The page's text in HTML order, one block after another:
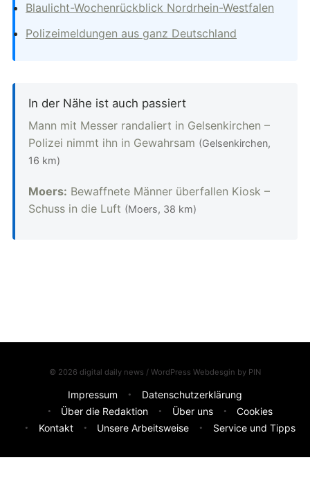
Blaulicht-Wochenrückblick Nordrhein-Westfalen
Polizeimeldungen aus ganz Deutschland
In der Nähe ist auch passiert
Mann mit Messer randaliert in Gelsenkirchen –
Polizei nimmt ihn in Gewahrsam (Gelsenkirchen,
16 km)
Moers: Bewaffnete Männer überfallen Kiosk –
Schuss in die Luft (Moers, 38 km)
© 2026 digital daily news / WordPress Webdesgin by PIN
Impressum
Datenschutzerklärung
Über die Redaktion
Über uns
Cookies
Kontakt
Unsere Arbeitsweise Service und Tipps